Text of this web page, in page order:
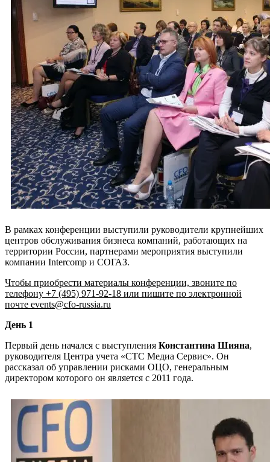
В рамках конференции выступили руководители крупнейших
центров обслуживания бизнеса компаний, работающих на
территории России, партнерами мероприятия выступили
компании Intercomp и СОГАЗ.
Чтобы приобрести материалы конференции, звоните по
телефону +7 (495) 971-92-18 или пишите по электронной
почте events@cfo-russia.ru
День 1
Первый день начался с выступления Константина Шияна,
руководителя Центра учета «СТС Медиа Сервис». Он
рассказал об управлении рисками ОЦО, генеральным
директором которого он является с 2011 года.